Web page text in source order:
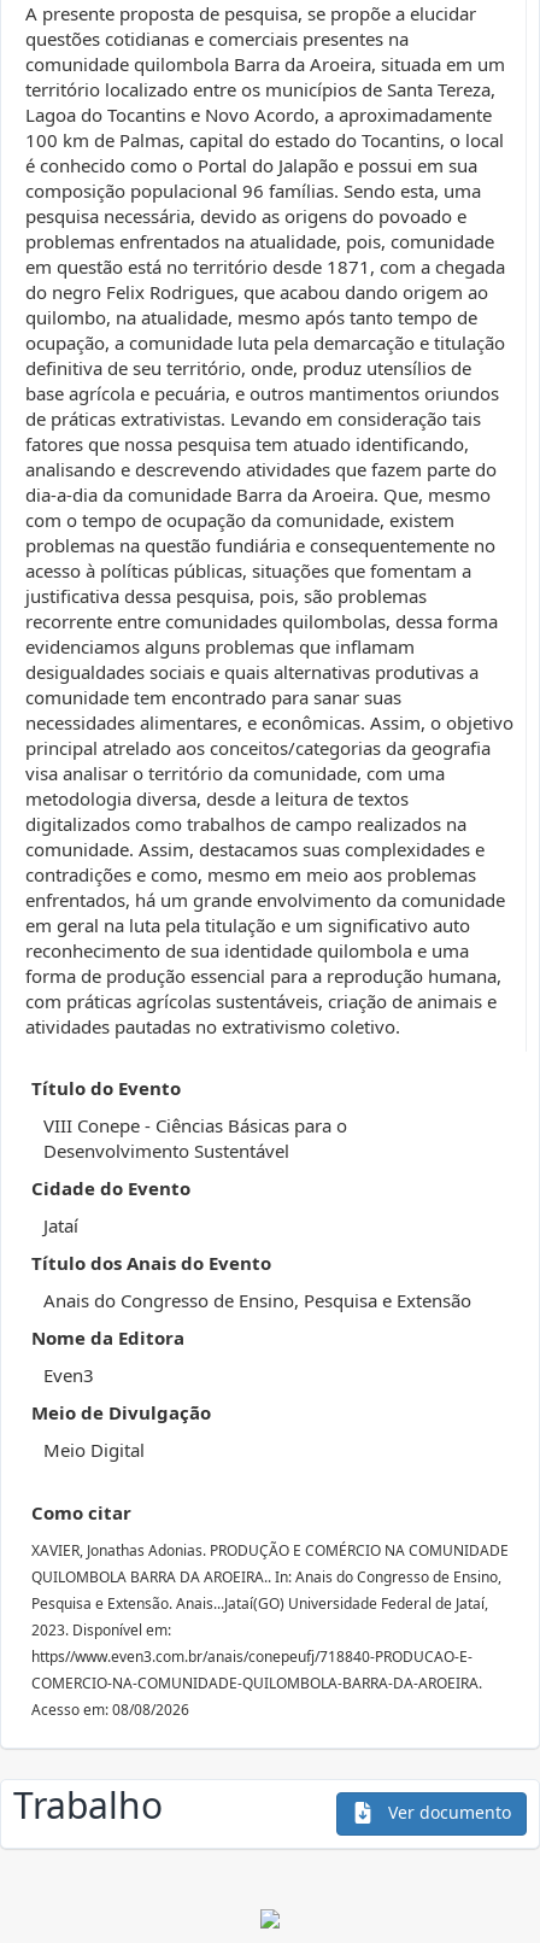
A presente proposta de pesquisa, se propõe a elucidar
questões cotidianas e comerciais presentes na
comunidade quilombola Barra da Aroeira, situada em um
território localizado entre os municípios de Santa Tereza,
Lagoa do Tocantins e Novo Acordo, a aproximadamente
100 km de Palmas, capital do estado do Tocantins, o local
é conhecido como o Portal do Jalapão e possui em sua
composição populacional 96 famílias. Sendo esta, uma
pesquisa necessária, devido as origens do povoado e
problemas enfrentados na atualidade, pois, comunidade
em questão está no território desde 1871, com a chegada
do negro Felix Rodrigues, que acabou dando origem ao
quilombo, na atualidade, mesmo após tanto tempo de
ocupação, a comunidade luta pela demarcação e titulação
definitiva de seu território, onde, produz utensílios de
base agrícola e pecuária, e outros mantimentos oriundos
de práticas extrativistas. Levando em consideração tais
fatores que nossa pesquisa tem atuado identificando,
analisando e descrevendo atividades que fazem parte do
dia-a-dia da comunidade Barra da Aroeira. Que, mesmo
com o tempo de ocupação da comunidade, existem
problemas na questão fundiária e consequentemente no
acesso à políticas públicas, situações que fomentam a
justificativa dessa pesquisa, pois, são problemas
recorrente entre comunidades quilombolas, dessa forma
evidenciamos alguns problemas que inflamam
desigualdades sociais e quais alternativas produtivas a
comunidade tem encontrado para sanar suas
necessidades alimentares, e econômicas. Assim, o objetivo
principal atrelado aos conceitos/categorias da geografia
visa analisar o território da comunidade, com uma
metodologia diversa, desde a leitura de textos
digitalizados como trabalhos de campo realizados na
comunidade. Assim, destacamos suas complexidades e
contradições e como, mesmo em meio aos problemas
enfrentados, há um grande envolvimento da comunidade
em geral na luta pela titulação e um significativo auto
reconhecimento de sua identidade quilombola e uma
forma de produção essencial para a reprodução humana,
com práticas agrícolas sustentáveis, criação de animais e
atividades pautadas no extrativismo coletivo.
Título do Evento
VIII Conepe - Ciências Básicas para o
Desenvolvimento Sustentável
Cidade do Evento
Jataí
Título dos Anais do Evento
Anais do Congresso de Ensino, Pesquisa e Extensão
Nome da Editora
Even3
Meio de Divulgação
Meio Digital
Como citar
XAVIER, Jonathas Adonias. PRODUÇÃO E COMÉRCIO NA COMUNIDADE
QUILOMBOLA BARRA DA AROEIRA.. In: Anais do Congresso de Ensino,
Pesquisa e Extensão. Anais...Jataí(GO) Universidade Federal de Jataí,
2023. Disponível em:
https//www.even3.com.br/anais/conepeufj/718840-PRODUCAO-E-
COMERCIO-NA-COMUNIDADE-QUILOMBOLA-BARRA-DA-AROEIRA.
Acesso em: 08/08/2026
Trabalho Ver documento